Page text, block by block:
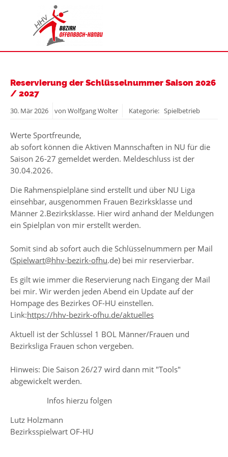
Reservierung der Schlüsselnummer Saison 2026
/ 2027
30. Mär2026 von Wolfgang Wolter Kategorie: Spielbetrieb
Werte Sportfreunde,
ab sofort können die Aktiven Mannschaften in NU für die
Saison 26-27 gemeldet werden. Meldeschluss ist der
30.04.2026.
Die Rahmenspielpläne sind erstellt und über NU Liga
einsehbar, ausgenommen Frauen Bezirksklasse und
Männer 2.Bezirksklasse. Hier wird anhand der Meldungen
ein Spielplan von mir erstellt werden.
Somit sind ab sofort auch die Schlüsselnummern per Mail
(Spielwart@hhv-bezirk-ofhu.de) bei mir reservierbar.
Es gilt wie immer die Reservierung nach Eingang der Mail
bei mir. Wir werden jeden Abend ein Update auf der
Hompage des Bezirkes OF-HU einstellen.
Link:https://hhv-bezirk-ofhu.de/aktuelles
Aktuell ist der Schlüssel 1 BOL Männer/Frauen und
Bezirksliga Frauen schon vergeben.
Hinweis: Die Saison 26/27 wird dann mit "Tools"
abgewickelt werden.
Infos hierzu folgen
Lutz Holzmann
Bezirksspielwart OF-HU